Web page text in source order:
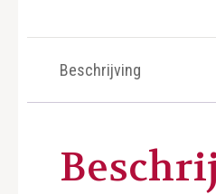
Beschrijving